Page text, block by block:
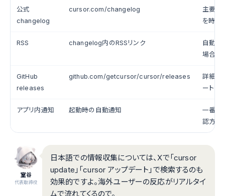
公式
changelog
cursor.com/changelog
主要ア
を時系
RSS changelog内のRSSリンク
自動通
場合
GitHub
releases
github.com/getcursor/cursor/releases
詳細な
ート・
アプリ内通知 起動時の自動通知
一番シ
認方法
室谷
代表取締役
日本語での情報収集については、Xで「cursor
update」「cursor アップデート」で検索するのも
効果的ですよ。海外ユーザーの反応がリアルタイ
ムで流れてくるので。